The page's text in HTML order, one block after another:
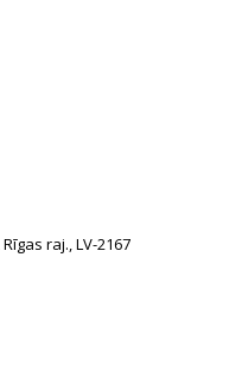
raj., LV-2167